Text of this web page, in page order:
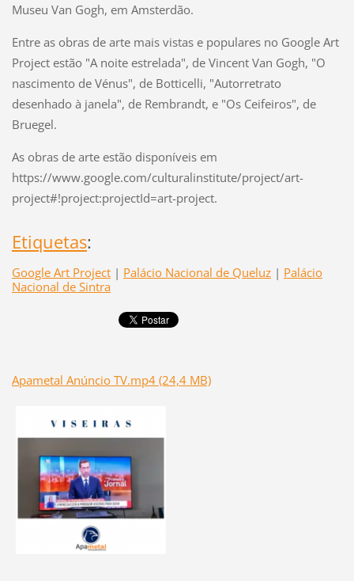
Museu Van Gogh, em Amsterdão.
Entre as obras de arte mais vistas e populares no Google Art
Project estão "A noite estrelada", de Vincent Van Gogh, "O
nascimento de Vénus", de Botticelli, "Autorretrato
desenhado à janela", de Rembrandt, e "Os Ceifeiros", de
Bruegel.
As obras de arte estão disponíveis em
https://www.google.com/culturalinstitute/project/art-
project#!project:projectId=art-project.
Etiquetas:
Google Art Project | Palácio Nacional de Queluz | Palácio
Nacional de Sintra
Apametal Anúncio TV.mp4 (24,4 MB)